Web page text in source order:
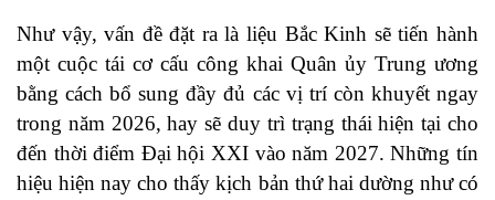
Như vậy, vấn đề đặt ra là liệu Bắc Kinh sẽ tiến hành
một cuộc tái cơ cấu công khai Quân ủy Trung ương
bằng cách bổ sung đầy đủ các vị trí còn khuyết ngay
trong năm 2026, hay sẽ duy trì trạng thái hiện tại cho
đến thời điểm Đại hội XXI vào năm 2027. Những tín
hiệu hiện nay cho thấy kịch bản thứ hai dường như có